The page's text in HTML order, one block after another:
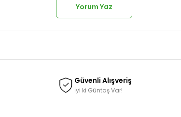
Yorum Yaz
Güvenli Alışveriş
İyi ki Güntaş Var!